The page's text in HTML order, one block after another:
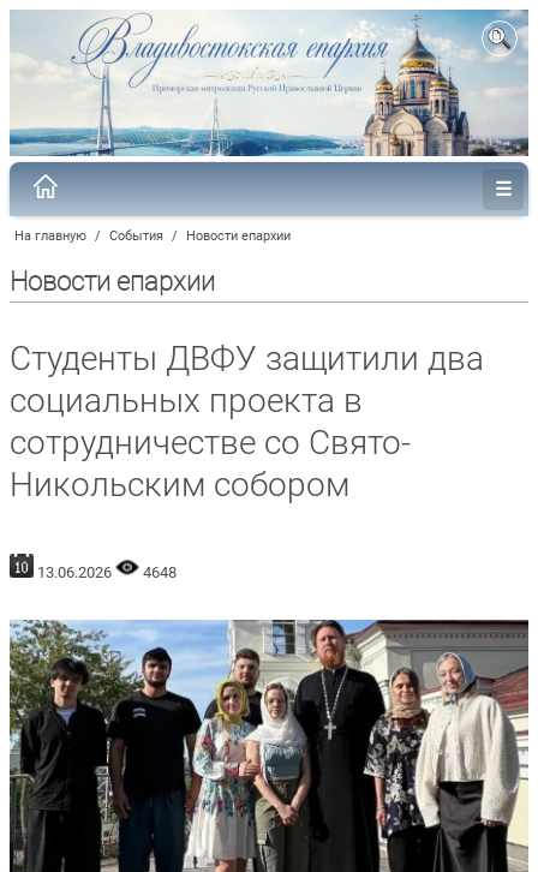
На главную / События / Новости епархии
Новости епархии
Студенты ДВФУ защитили два
социальных проекта в
сотрудничестве со Свято-
Никольским собором
13.06.2026 4648